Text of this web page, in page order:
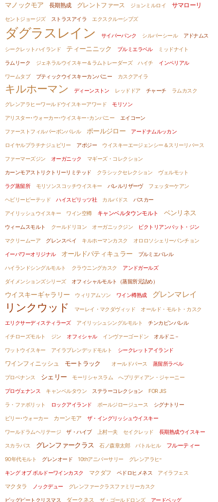
マノックモア 長期熟成 グレントファース ジョンミルロイ サマローリ
セントジョージズ ストラスアイラ エクスクルーシブズ
ダグラスレイン サイバーパンク シルバーシール
アドナムス
シークレットハイランド
ティーニニック プルミエラベル
ミッドナイト
ラムリーク
ジェネラルウイスキー＆ラムトレーダーズ ハイチ
インペリアル
ワームタブ
ブティックウイスキーカンパニー カスクアイラ
キルホーマン ディーンストン レッドドア チャーチ
ラムカスク
グレンアラヒーワールドウイスキーアワード
モリソン
アリスター･ウォーカー･ウイスキー･カンパニー
エイコーン
ファーストフィルバーボンバレル
ポールジロー
アードナムルッカン
ロイヤルプラチナジュビリー
アポジー
ウイスキーエージェンシー＆スリーリバース
ファーマーズジン
オーガニック
マギーズ・コレクション
カーンモアストリクトリーリミテッド
クラシックセレクション
ヴェルモット
ラグ蒸留所
モリソンスコッチウイスキー バレルリザーヴ
フェッターケアン
ヘビリーピーテッド
ハイスピリッツ社 カルバドス
バスカー
アイリッシュウイスキー
ワイン空樽 キャンベルタウンモルト ベンリネス
ウィームスモルト クールドリヨン オーガニックジン
ビクトリアンバット・ジン
マクリームーア
グレンスペイ キルホーマンカスク
オロロソシェリーパンチョン
イーパワーオリジナル
オールドパティキュラー
プルミエバレル
ハイランドシングルモルト
クラウニングカスク
アンドガールズ
ダイメンションズシリーズ
オフィシャルモルト（蒸留所元詰め）
ウイスキーギャラリー ウィリアムソン ワイン樽熟成 グレンマレイ
リンクウッド マーレイ・マクダヴィッド
オールド・モルト・カスク
エリクサーディスティラーズ
アイリッシュシングルモルト
チンカピンバレル
イチローズモルト
ジン オフィシャル インヴァーゴードン
オルドニ－
ワットウイスキー
アイラブレンデッドモルト シークレットアイランド
ワインフィニッシュ モートラック オールドパース
蒸留所ラベル
プロベナンス
シェリー モーリシャスラム
へブリディアン・ジャーニー
プロヴェナンス
キャンベルタウン ステラーコレクション
FOR JIS
ラ・ファボリット
ロックアイランド ポールジロージュース
シグナトリー
ビリー･ウォーカー
カーンモア
ザ・イングリッシュウイスキー
ワールドラムヘリテージ
ザ・ハイブ 上村一夫 セイクレッド
長期熟成ウイスキー
スカラバス
グレンファークラス 石ノ森章太郎 バトルヒル
フルーティー
90年代モルト
グレンオード 10thアニバーサリー
グレンアラヒｰ
キング オブ ボルドーワインカスク
マクダフ ペドロヒメネス
アイラフェス
マクタラ
ノックデュー
グレンファークラスファミリーカスク
ビッグピートクリスマス
ダークネス ザ・ゴールドロンズ アードベッグ